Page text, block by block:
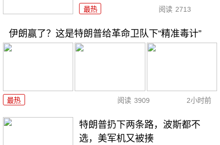
最热 阅读 2713
伊朗赢了？这是特朗普给革命卫队下“精准毒计”
最热 阅读 3909 2小时前
特朗普扔下两条路，波斯都不
选，美军机又被揍